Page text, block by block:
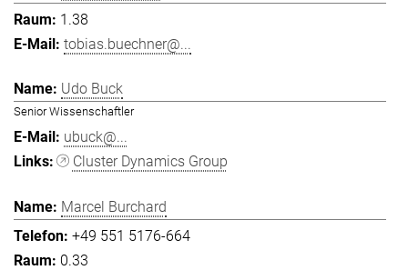
1.38
tobias.buechner@...
Udo Buck
Senior Wissenschaftler
ubuck@...
Cluster Dynamics Group
Marcel Burchard
+49 551 5176-664
0.33